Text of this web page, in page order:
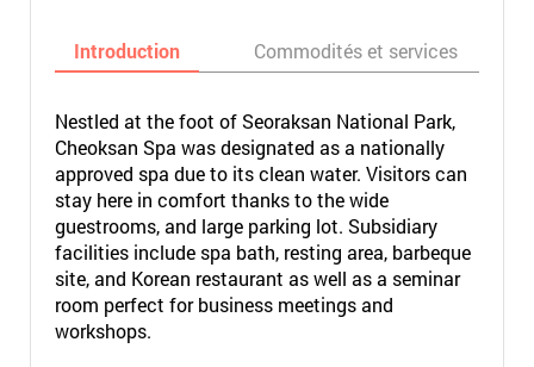
Introduction Commodités et services
Nestled at the foot of Seoraksan National Park,
Cheoksan Spa was designated as a nationally
approved spa due to its clean water. Visitors can
stay here in comfort thanks to the wide
guestrooms, and large parking lot. Subsidiary
facilities include spa bath, resting area, barbeque
site, and Korean restaurant as well as a seminar
room perfect for business meetings and
workshops.